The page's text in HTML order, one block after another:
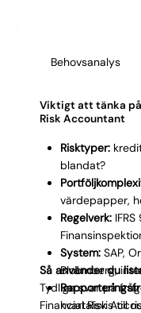
Behovsanalys
Viktigt att tänka
Risk Accountant
Risktyper:
blandat?
värdepapper,
Regelverk:IFRS
System:SAP,
Bloomberg,
kvartalsvis till
Så använder du
Tydliga svar på
Financial Risk